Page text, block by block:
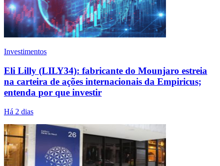
Investimentos
Eli Lilly (LILY34): fabricante do Mounjaro estreia
na carteira de ações internacionais da Empiricus;
entenda por que investir
Há 2 dias